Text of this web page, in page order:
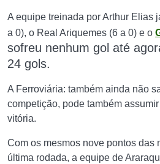
A equipe treinada por Arthur Elias
a 0), o Real Ariquemes (6 a 0) e o
sofreu nenhum gol até
24 gols.
A Ferroviária: também ainda não
competição, pode também
vitória.
Com os mesmos nove pontos das
última rodada, a equipe de